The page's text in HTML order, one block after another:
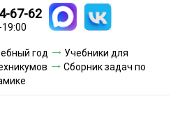
Новинки
доставки
оплаты
67-62
год
Учебники для
Сборник задач по